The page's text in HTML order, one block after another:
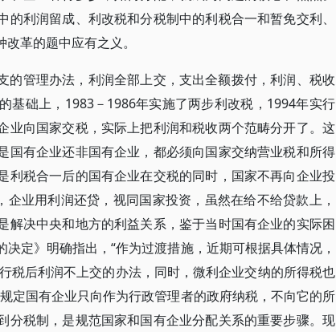
利润留成、利改税和分税制中的利税合一和暂免交利、
革的题中应有之义。
的管理办法，利润全部上交，支出全额拨付，利润、税收
基础上，1983－1986年实施了两步利改税，1994年实行
业向国家交税，实际上把利润和税收两个范畴分开了。这
国有企业还非国有企业，都必须向国家交纳营业税和所得
利税合一后的国有企业在交税的同时，国家不再向企业投
业用利润还贷，视同国家投资，虽然在给不给贷款上，
解决中央和地方的利益关系，鉴于当时国有企业的实际困
定》明确指出，“作为过渡措施，近期可根据具体情况，
税后利润不上交的办法，同时，微利企业交纳的所得税也
定国有企业只向作为行政管理者的政府纳税，不向它的所
分税制，是规范国家和国有企业分配关系的重要步骤。现